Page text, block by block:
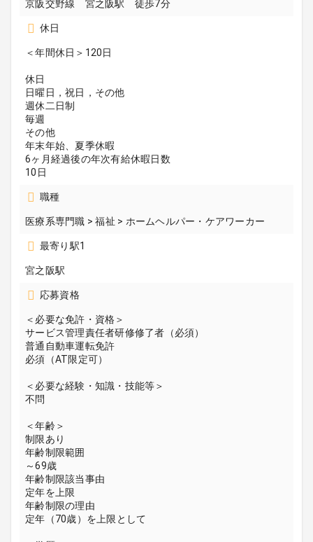
京阪交野線 宮之阪駅 徒歩7分
休日
＜年間休日＞120日
休日
日曜日，祝日，その他
週休二日制
毎週
その他
年末年始、夏季休暇
6ヶ月経過後の年次有給休暇日数
10日
職種
医療系専門職 > 福祉 > ホームヘルパー・ケアワーカー
最寄り駅1
宮之阪駅
応募資格
＜必要な免許・資格＞
サービス管理責任者研修修了者（必須）
普通自動車運転免許
必須（AT限定可）
＜必要な経験・知識・技能等＞
不問
＜年齢＞
制限あり
年齢制限範囲
～69歳
年齢制限該当事由
定年を上限
年齢制限の理由
定年（70歳）を上限として